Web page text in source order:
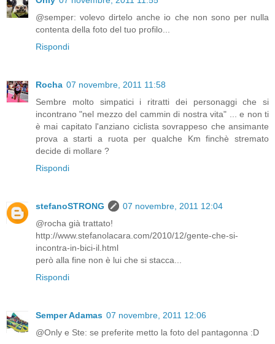
@semper: volevo dirtelo anche io che non sono per nulla
contenta della foto del tuo profilo...
Rispondi
Rocha 07 novembre, 2011 11:58
Sembre molto simpatici i ritratti dei personaggi che si
incontrano "nel mezzo del cammin di nostra vita" ... e non ti
è mai capitato l'anziano ciclista sovrappeso che ansimante
prova a starti a ruota per qualche Km finchè stremato
decide di mollare ?
Rispondi
stefanoSTRONG
07 novembre, 2011 12:04
@rocha già trattato!
http://www.stefanolacara.com/2010/12/gente-che-si-
incontra-in-bici-il.html
però alla fine non è lui che si stacca...
Rispondi
Semper Adamas 07 novembre, 2011 12:06
@Only e Ste: se preferite metto la foto del pantagonna :D